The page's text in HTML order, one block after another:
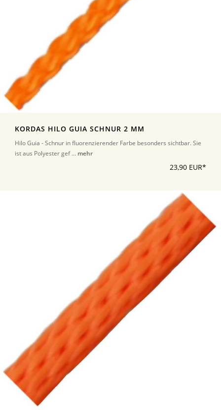
KORDAS HILO GUIA SCHNUR 2 MM
Hilo Guia - Schnur in fluorenzierender Farbe besonders sichtbar. Sie
ist aus Polyester gef ... mehr
23,90 EUR*